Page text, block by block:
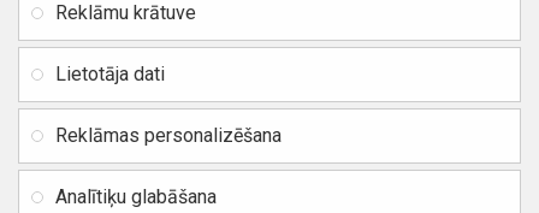
Kontakti
Distances līgums
Privātuma politika
Preču un naudas atgriešana
Piegādes un apmaksa
Jur. adrese: Zasulauka iela
Reģ. Nr. 40103717618,
Reklāmu krātuve
Lietotāja dati
Reklāmas personalizēšana
Analītiķu glabāšana